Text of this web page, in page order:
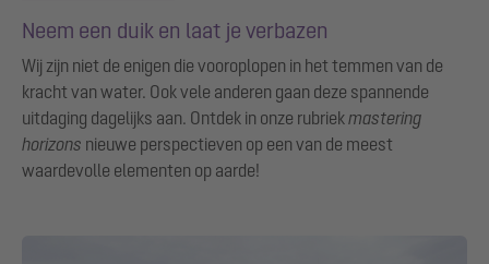
Neem een duik en laat je verbazen
Wij zijn niet de enigen die vooroplopen in het temmen van de
kracht van water. Ook vele anderen gaan deze spannende
uitdaging dagelijks aan. Ontdek in onze rubriekmastering
horizons nieuwe perspectieven op een van de meest
waardevolle elementen op aarde!